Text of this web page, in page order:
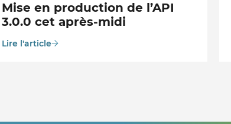
Mise en production de l’API
3.0.0 cet après-midi
Lire l'article